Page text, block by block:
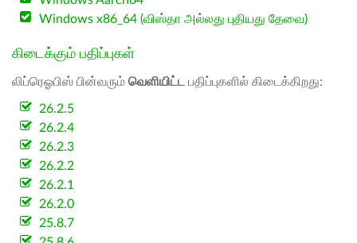
Windows x86_64 (விஸ்தா அல்லது புதியது தேவை)
கிடைக்கும் பதிப்புகள்
லிப்ரெஓபிஸ் பின்வரும் வெளியிட்ட பதிப்புகளில் கிடைக்கிறது:
26.2.5
26.2.4
26.2.3
26.2.2
26.2.1
26.2.0
25.8.7